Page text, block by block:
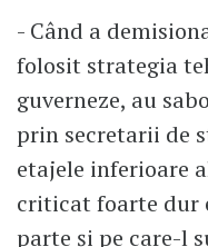
- Când a
folosit strategia
guverneze, au
prin secretarii de
etajele inferioare
criticat foarte dur
parte și pe care-l